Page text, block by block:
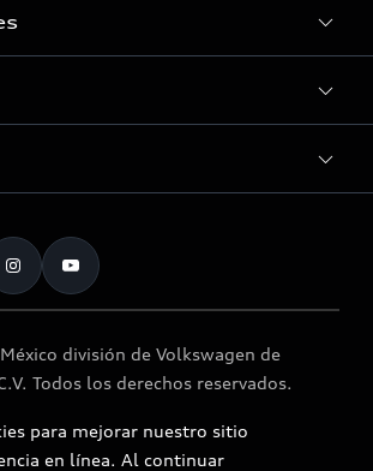
división de Volkswagen de
Todos los derechos reservados.
para mejorar nuestro sitio
en línea. Al continuar